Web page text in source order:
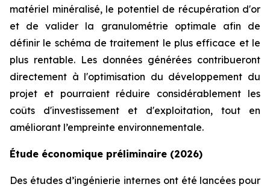
matériel minéralisé, le potentiel de récupération d'or
et de valider la granulométrie optimale afin de
définir le schéma de traitement le plus efficace et le
plus rentable. Les données générées contribueront
directement à l'optimisation du développement du
projet et pourraient réduire considérablement les
coûts d'investissement et d'exploitation, tout en
améliorant l’empreinte environnementale.
Étude économique préliminaire (2026)
Des études d’ingénierie internes ont été lancées pour